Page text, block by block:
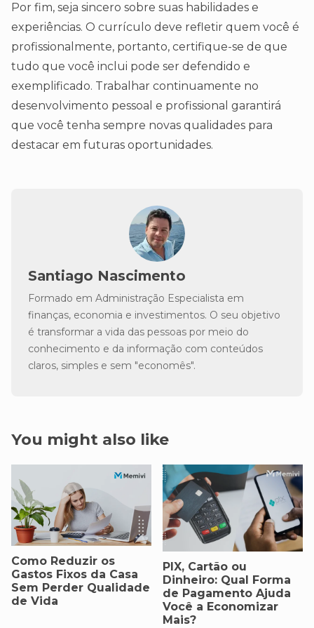
Por fim, seja sincero sobre suas habilidades e
experiências. O currículo deve refletir quem você é
profissionalmente, portanto, certifique-se de que
tudo que você inclui pode ser defendido e
exemplificado. Trabalhar continuamente no
desenvolvimento pessoal e profissional garantirá
que você tenha sempre novas qualidades para
destacar em futuras oportunidades.
Santiago Nascimento
Formado em Administração Especialista em
finanças, economia e investimentos. O seu objetivo
é transformar a vida das pessoas por meio do
conhecimento e da informação com conteúdos
claros, simples e sem "economês".
You might also like
Como Reduzir os
Gastos Fixos da Casa
Sem Perder Qualidade
de Vida
PIX, Cartão ou
Dinheiro: Qual Forma
de Pagamento Ajuda
Você a Economizar
Mais?